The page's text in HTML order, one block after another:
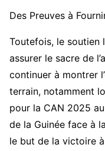
Des Preuves à
Toutefois, le soutien
assurer le sacre de
continuer à montrer
terrain, notamment
pour la CAN 2025
de la Guinée face à
le but de la victoire